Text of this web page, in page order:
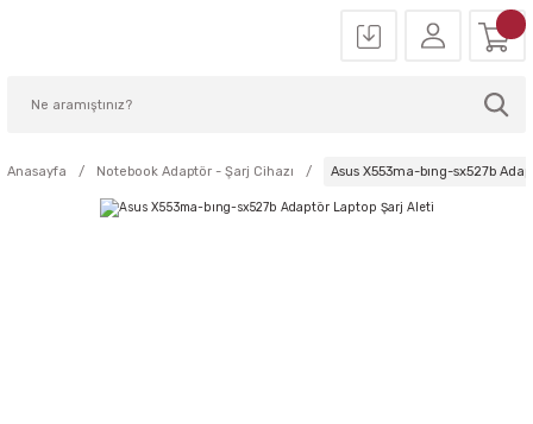
Anasayfa Notebook Adaptör - Şarj Cihazı Asus X553ma-bıng-sx527b